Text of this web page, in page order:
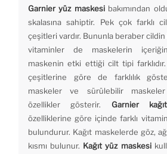
Garnier yüz maskesi bakımından
skalasına sahiptir. Pek çok farklı
çeşitleri vardır. Bununla beraber
vitaminler de maskelerin
maskenin etki ettiği cilt tipi farklıdır.
çeşitlerine göre de farklılık
maskeler ve sürülebilir
özellikler gösterir. Garnier
özelliklerine göre içinde farklı
bulundurur. Kağıt maskelerde göz,
kısmı bulunur. Kağıt yüz maskesi